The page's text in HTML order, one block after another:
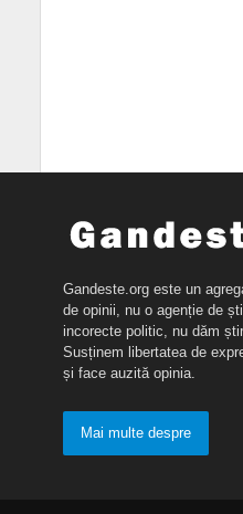
Gandeste.org este un
de opinii, nu o agenție de
incorecte politic, nu dăm
Susținem libertatea de
și face auzită opinia.
Mai multe despre